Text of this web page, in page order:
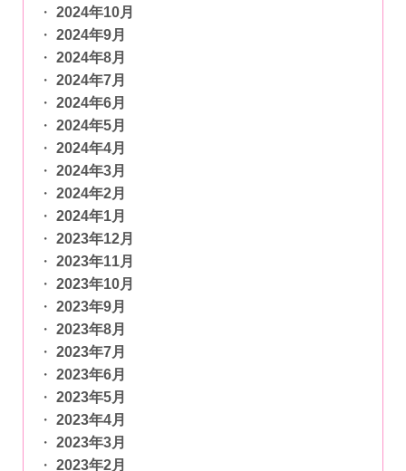
2024年10月
2024年9月
2024年8月
2024年7月
2024年6月
2024年5月
2024年4月
2024年3月
2024年2月
2024年1月
2023年12月
2023年11月
2023年10月
2023年9月
2023年8月
2023年7月
2023年6月
2023年5月
2023年4月
2023年3月
2023年2月